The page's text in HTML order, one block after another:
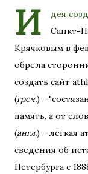
И
дея
Санкт-
Крячковым в
обрела
создать сайт
(греч.) -
память, а от
(англ.) - лёгкая
сведения об
Петербурга с